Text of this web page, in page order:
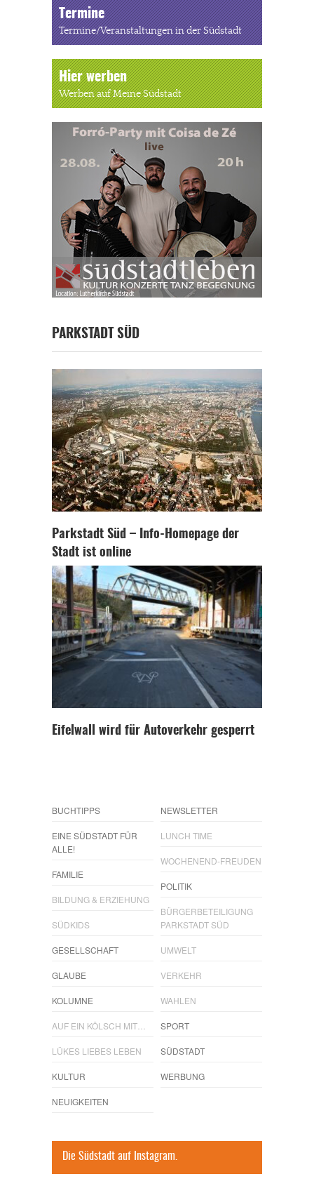
Termine
Termine/Veranstaltungen in der Südstadt
Hier werben
Werben auf Meine Südstadt
PARKSTADT SÜD
Parkstadt Süd – Info-Homepage der
Stadt ist online
Eifelwall wird für Autoverkehr gesperrt
BUCHTIPPS
EINE SÜDSTADT FÜR
ALLE!
FAMILIE
BILDUNG & ERZIEHUNG
SÜDKIDS
GESELLSCHAFT
GLAUBE
KOLUMNE
AUF EIN KÖLSCH MIT…
LÜKES LIEBES LEBEN
KULTUR
NEUIGKEITEN
NEWSLETTER
LUNCH TIME
WOCHENEND-FREUDEN
POLITIK
BÜRGERBETEILIGUNG
PARKSTADT SÜD
UMWELT
VERKEHR
WAHLEN
SPORT
SÜDSTADT
WERBUNG
Die Südstadt auf Instagram.